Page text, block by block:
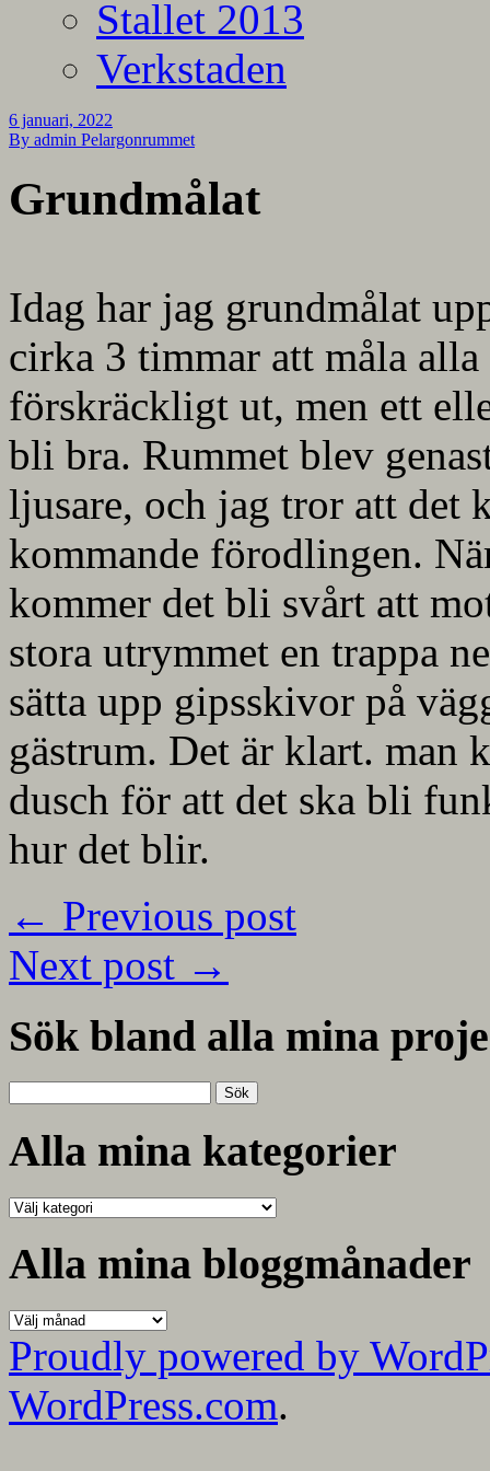
Stallet 2013
Verkstaden
6 januari, 2022
By admin Pelargonrummet
Grundmålat
Idag har jag grundmålat
cirka 3 timmar att måla alla
förskräckligt ut, men ett
bli bra. Rummet blev
ljusare, och jag tror att det
kommande förodlingen.
kommer det bli svårt att
stora utrymmet en trappa
sätta upp gipsskivor på
gästrum. Det är klart. man
dusch för att det ska bli
hur det blir.
← Previous post
Next post →
Sök bland alla mina
efter:
Alla mina kategorier
Alla
kategorier
Alla mina bloggmånader
Alla
mina
bloggmånader
Proudly powered by
WordPress.com.